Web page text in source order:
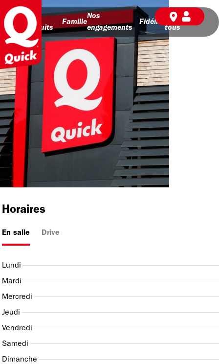
Nos
produits
Famille
Nos
engagements
Fidélité
BD pour
tous
Horaires
En salle Drive
Lundi
Mardi
Mercredi
Jeudi
Vendredi
Samedi
Dimanche